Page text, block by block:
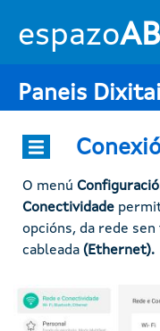
espazo
Paneis
O menú
Conectividade
opcións, da rede sen
cableada (Ethernet).
Imaxe